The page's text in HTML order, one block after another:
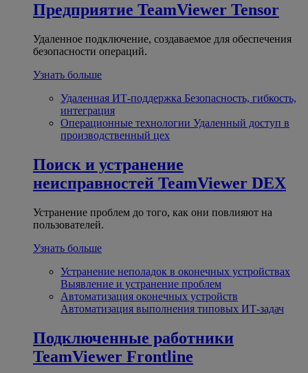
Предприятие TeamViewer Tensor
Удаленное подключение, создаваемое для обеспечения
безопасности операций.
Узнать больше
Удаленная ИТ-поддержка Безопасность, гибкость,
интеграция
Операционные технологии Удаленный доступ в
производственный цех
Поиск и устранение
неисправностей TeamViewer DEX
Устранение проблем до того, как они повлияют на
пользователей.
Узнать больше
Устранение неполадок в оконечных устройствах
Выявление и устранение проблем
Автоматизация оконечных устройств
Автоматизация выполнения типовых ИТ-задач
Подключенные работники
TeamViewer Frontline